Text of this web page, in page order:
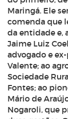
Maringá. Ele
comenda que
da entidade e,
Jaime Luiz
advogado e
Valente; ao
Sociedade
Fontes; ao
Mário de
Nogaroli, que